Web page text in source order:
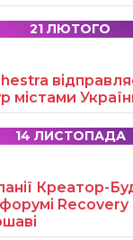
21 ЛЮТОГО
містами
14 ЛИСТОПАДА
Креатор-